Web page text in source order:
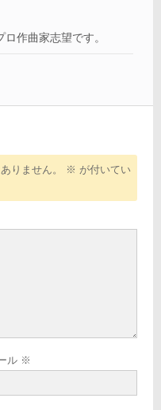
作曲家志望です。
りません。 ※ が付いてい
ル ※